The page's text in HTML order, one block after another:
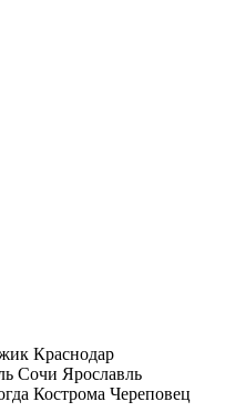
Краснодар
Сочи Ярославль
Кострома Череповец